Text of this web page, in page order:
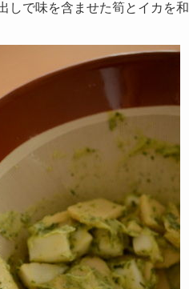
しで味を含ませた筍とイカを